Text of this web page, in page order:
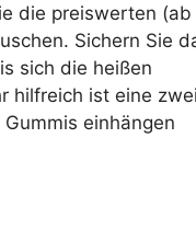
die preiswerten (ab
Sichern Sie
sich die heißen
hilfreich ist eine
einhängen